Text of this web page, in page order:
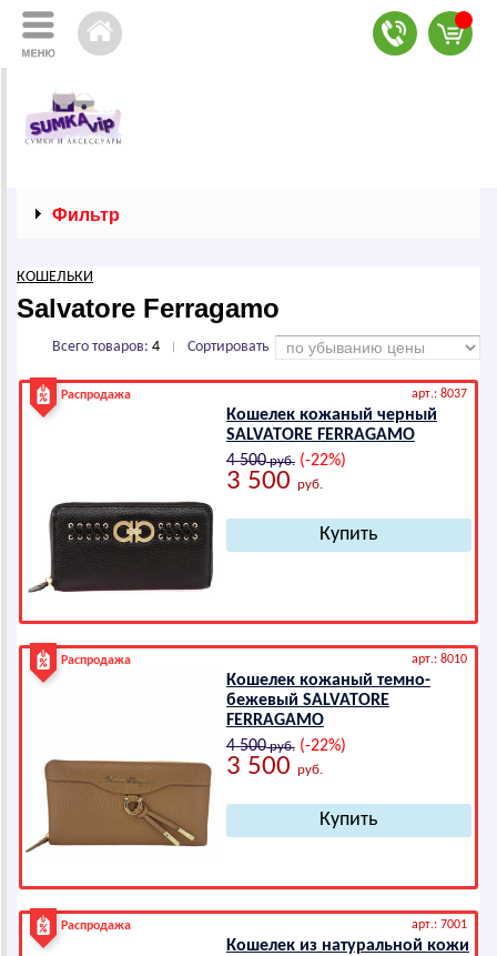
Фильтр
КОШЕЛЬКИ
Salvatore Ferragamo
Всего товаров: 4 Сортировать
Распродажа арт.: 8037
Кошелек кожаный черный
SАLVАТОRЕ FЕRRАGАМО
4 500руб.(-22%)
3 500 руб.
Распродажа арт.: 8010
Кошелек кожаный темно-
бежевый SАLVАТОRЕ
FЕRRАGАМО
4 500руб.(-22%)
3 500 руб.
Распродажа арт.: 7001
Кошелек из натуральной кожи